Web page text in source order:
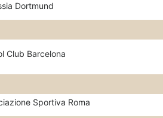
Dortmund
Club Barcelona
Sportiva Roma